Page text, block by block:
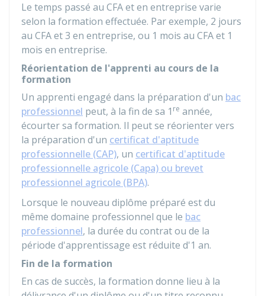
Le temps passé au CFA et en entreprise varie
selon la formation effectuée. Par exemple, 2 jours
au CFA et 3 en entreprise, ou 1 mois au CFA et 1
mois en entreprise.
Réorientation de l'apprenti au cours de la
formation
Un apprenti engagé dans la préparation d'un bac
professionnel peut, à la fin de sa 1 re année,
écourter sa formation. Il peut se réorienter vers
la préparation d'un certificat d'aptitude
professionnelle (CAP), un certificat d'aptitude
professionnelle agricole (Capa) ou brevet
professionnel agricole (BPA).
Lorsque le nouveau diplôme préparé est du
même domaine professionnel que le bac
professionnel, la durée du contrat ou de la
période d'apprentissage est réduite d'1 an.
Fin de la formation
En cas de succès, la formation donne lieu à la